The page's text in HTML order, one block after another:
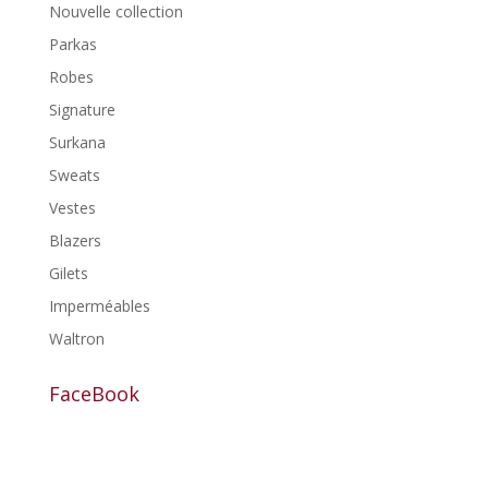
Nouvelle collection
Parkas
Robes
Signature
Surkana
Sweats
Vestes
Blazers
Gilets
Imperméables
Waltron
FaceBook